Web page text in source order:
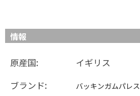
情報
原産国:
イギリス
ブランド:
バッキンガムパレス